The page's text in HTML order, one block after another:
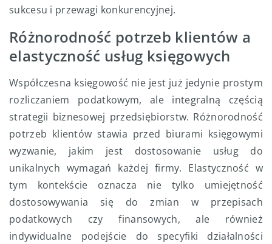
sukcesu i przewagi konkurencyjnej.
Różnorodność potrzeb klientów a
elastyczność usług księgowych
Współczesna księgowość nie jest już jedynie prostym
rozliczaniem podatkowym, ale integralną częścią
strategii biznesowej przedsiębiorstw. Różnorodność
potrzeb klientów stawia przed biurami księgowymi
wyzwanie, jakim jest dostosowanie usług do
unikalnych wymagań każdej firmy. Elastyczność w
tym kontekście oznacza nie tylko umiejętność
dostosowywania się do zmian w przepisach
podatkowych czy finansowych, ale również
indywidualne podejście do specyfiki działalności